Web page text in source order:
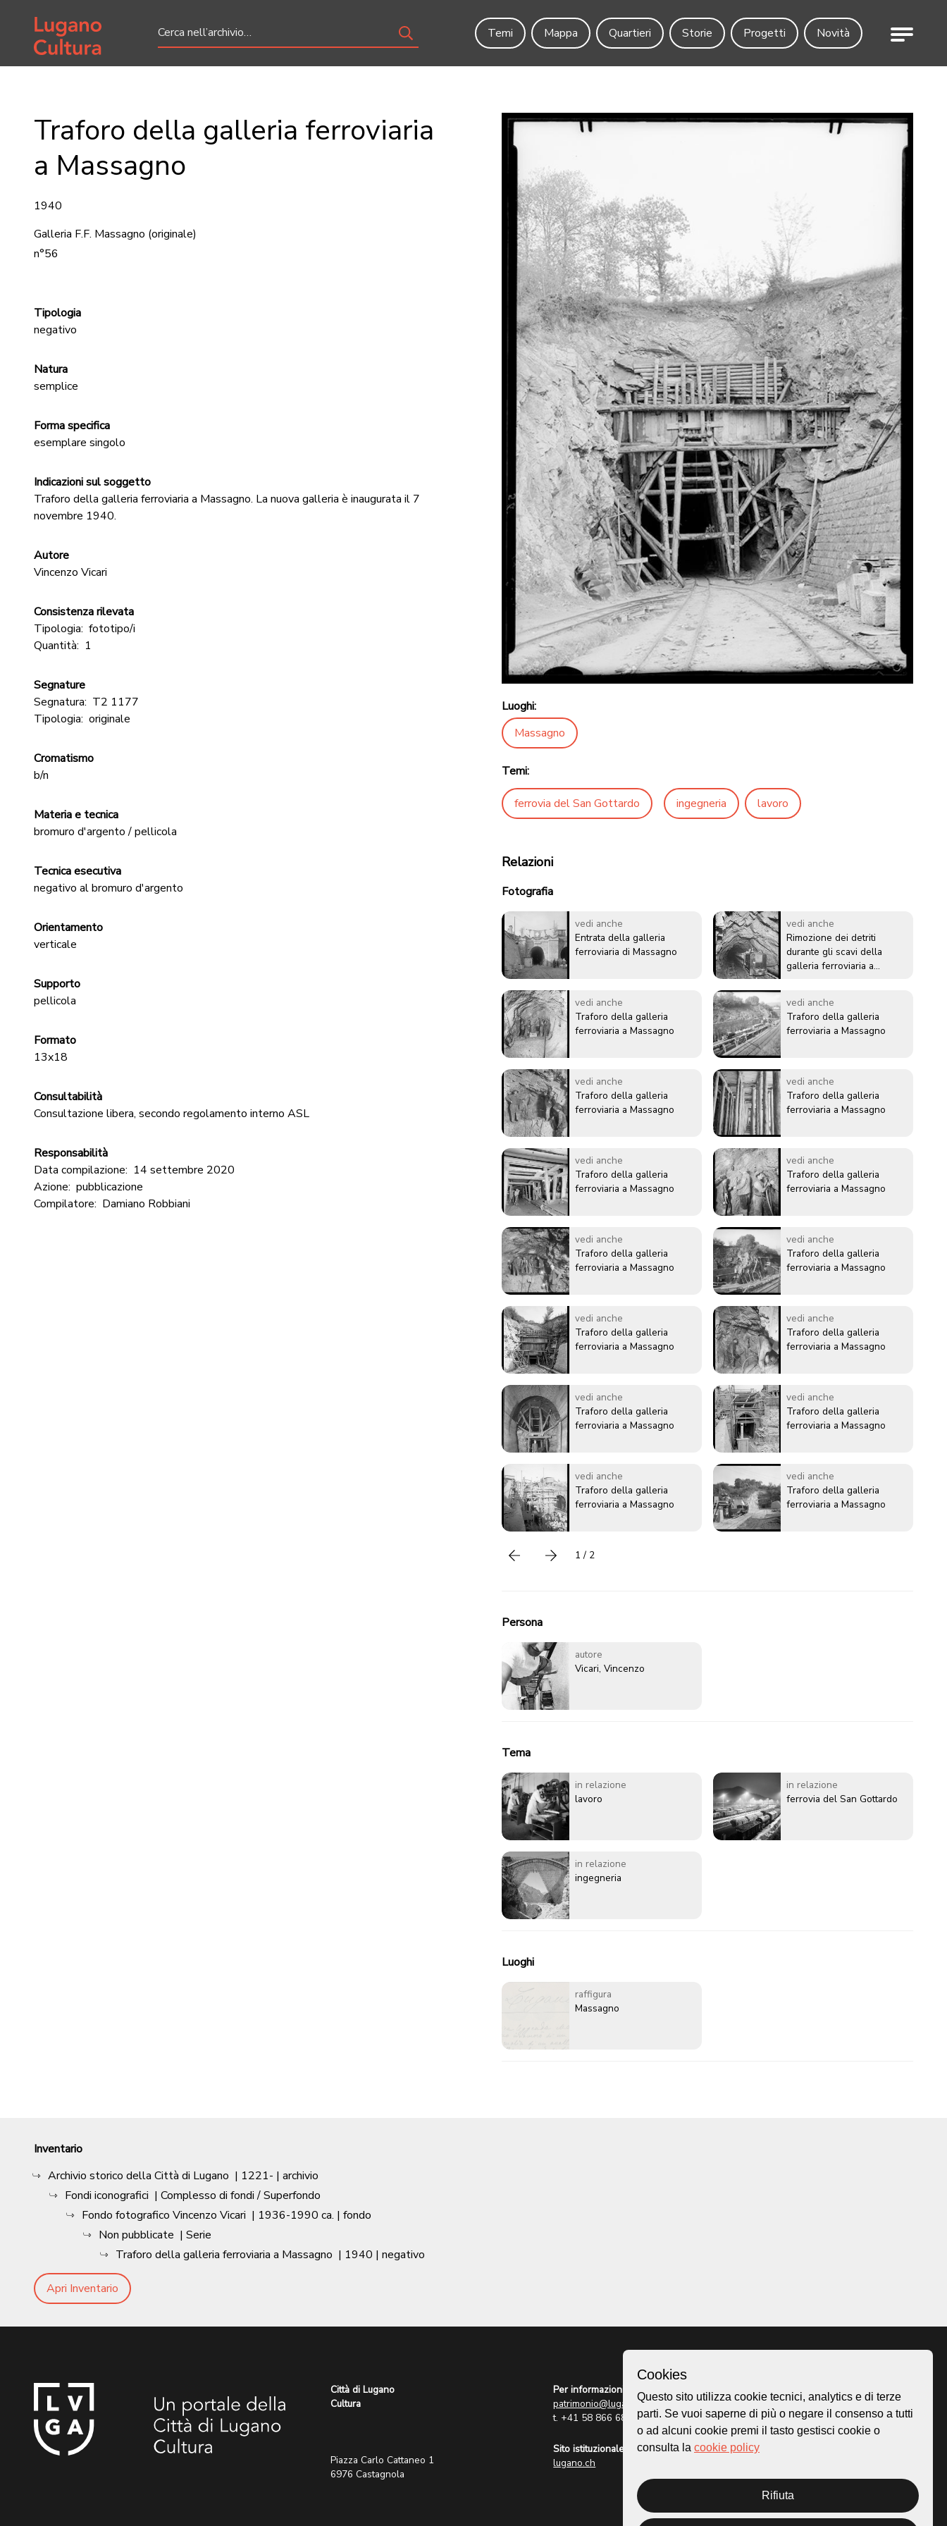
Home page
Temi
Mappa Quartieri Storie Progetti Novità Menu
Traforo della galleria ferroviaria
a Massagno
1940
Galleria F.F. Massagno (originale)
n°56
Tipologia
negativo
Natura
semplice
Forma specifica
esemplare singolo
Indicazioni sul soggetto
Traforo della galleria ferroviaria a Massagno. La nuova galleria è inaugurata il 7
novembre 1940.
Autore
Vincenzo Vicari
Consistenza rilevata
Tipologia: fototipo/i
Quantità: 1
Segnature
Segnatura: T2 1177
Tipologia: originale
Cromatismo
b/n
Materia e tecnica
bromuro d'argento / pellicola
Tecnica esecutiva
negativo al bromuro d'argento
Orientamento
verticale
Supporto
pellicola
Formato
13x18
Consultabilità
Consultazione libera, secondo regolamento interno ASL
Responsabilità
Data compilazione: 14 settembre 2020
Azione: pubblicazione
Compilatore: Damiano Robbiani
Luoghi:
Massagno
Temi:
ferrovia del San Gottardo ingegneria lavoro
Relazioni
Fotografia
vedi anche
Entrata della galleria
ferroviaria di Massagno
vedi anche
Rimozione dei detriti
durante gli scavi della
galleria ferroviaria a
vedi anche
Traforo della galleria
ferroviaria a Massagno
vedi anche
Traforo della galleria
ferroviaria a Massagno
vedi anche
Traforo della galleria
ferroviaria a Massagno
vedi anche
Traforo della galleria
ferroviaria a Massagno
vedi anche
Traforo della galleria
ferroviaria a Massagno
vedi anche
Traforo della galleria
ferroviaria a Massagno
vedi anche
Traforo della galleria
ferroviaria a Massagno
vedi anche
Traforo della galleria
ferroviaria a Massagno
vedi anche
Traforo della galleria
ferroviaria a Massagno
vedi anche
Traforo della galleria
ferroviaria a Massagno
vedi anche
Traforo della galleria
ferroviaria a Massagno
vedi anche
Traforo della galleria
ferroviaria a Massagno
vedi anche
Traforo della galleria
ferroviaria a Massagno
vedi anche
Traforo della galleria
ferroviaria a Massagno
Precedentesuccessivo
1 / 2
Persona
autore
Vicari, Vincenzo
Tema
in relazione
lavoro
in relazione
ferrovia del San Gottardo
in relazione
ingegneria
Luoghi
raffigura
Massagno
Inventario
Archivio storico della Città di Lugano | 1221- | archivio
Fondi iconografici | Complesso di fondi / Superfondo
Fondo fotografico Vincenzo Vicari | 1936-1990 ca. | fondo
Non pubblicate | Serie
Traforo della galleria ferroviaria a Massagno | 1940 | negativo
Apri Inventario
Città di Lugano
Cultura
Piazza Carlo Cattaneo 1
6976 Castagnola
Per informazioni:
patrimonio@lugano.ch
t. +41 58 866 68 50
Sito istituzionale:
lugano.ch
Homepage
Mappa
Storie
Cookies
Questo sito utilizza cookie tecnici, analytics e di terze
parti. Se vuoi saperne di più o negare il consenso a tutti
o ad alcuni cookie premi il tasto gestisci cookie o
consulta la cookie policy
Rifiuta